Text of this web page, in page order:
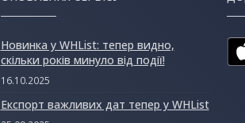
Новинка у WHList: тепер видно,
скільки років минуло від події!
16.10.2025
Експорт важливих дат тепер у WHList